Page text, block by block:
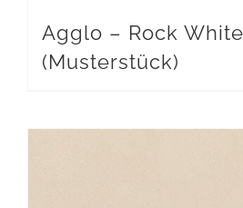
Agglo – Rock White
(Musterstück)